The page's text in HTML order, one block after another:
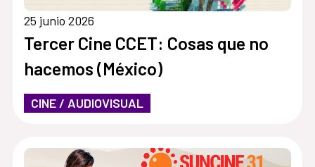
25 junio 2026
Tercer Cine CCET: Cosas que no
hacemos (México)
CINE / AUDIOVISUAL